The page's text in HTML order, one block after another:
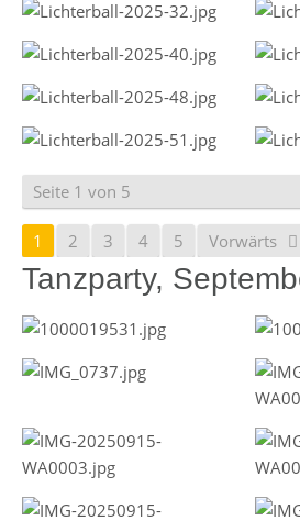
Seite 1 von 5
1 2 3 4 5 Vorwärts
Tanzparty,